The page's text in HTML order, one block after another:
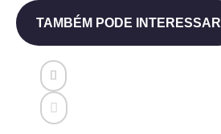
TAMBÉM PODE INTERESSAR